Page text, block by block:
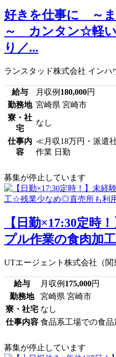
好きを仕事に ～ま
～ カンタン☆軽い
り／...
ランスタッド株式会社 インハ
給与 月収例 180,000円
勤務地 宮崎県 宮崎市
寮・社
宅
なし
仕事内
容
≪月収18万円・派遣
作業 日勤
募集が停止しています
【日勤×17:30定時
プル作業の食肉加
UTエージェント株式会社（関
給与 月収例 175,000円
勤務地
宮崎県 宮崎市
寮・社宅 なし
仕事内容 食品系工場での食品
募集が停止しています